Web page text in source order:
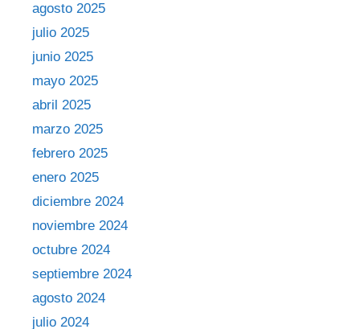
agosto 2025
julio 2025
junio 2025
mayo 2025
abril 2025
marzo 2025
febrero 2025
enero 2025
diciembre 2024
noviembre 2024
octubre 2024
septiembre 2024
agosto 2024
julio 2024